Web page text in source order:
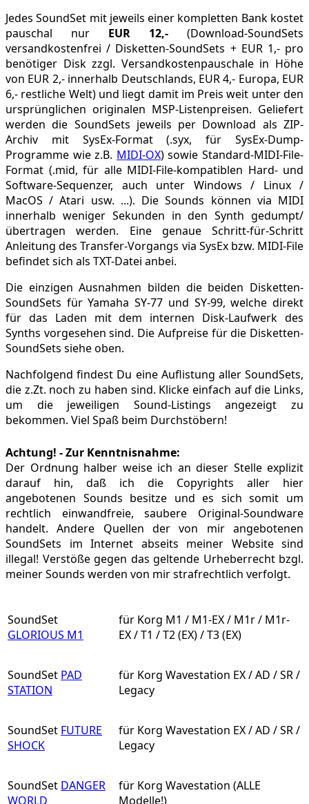
Jedes SoundSet mit jeweils einer kompletten Bank kostet
pauschal nur EUR 12,- (Download-SoundSets
versandkostenfrei / Disketten-SoundSets + EUR 1,- pro
benötiger Disk zzgl. Versandkostenpauschale in Höhe
von EUR 2,- innerhalb Deutschlands, EUR 4,- Europa, EUR
6,- restliche Welt) und liegt damit im Preis weit unter den
ursprünglichen originalen MSP-Listenpreisen. Geliefert
werden die SoundSets jeweils per Download als ZIP-
Archiv mit SysEx-Format (.syx, für SysEx-Dump-
Programme wie z.B. MIDI-OX) sowie Standard-MIDI-File-
Format (.mid, für alle MIDI-File-kompatiblen Hard- und
Software-Sequenzer, auch unter Windows / Linux /
MacOS / Atari usw. ...). Die Sounds können via MIDI
innerhalb weniger Sekunden in den Synth gedumpt/
übertragen werden. Eine genaue Schritt-für-Schritt
Anleitung des Transfer-Vorgangs via SysEx bzw. MIDI-File
befindet sich als TXT-Datei anbei.
Die einzigen Ausnahmen bilden die beiden Disketten-
SoundSets für Yamaha SY-77 und SY-99, welche direkt
für das Laden mit dem internen Disk-Laufwerk des
Synths vorgesehen sind. Die Aufpreise für die Disketten-
SoundSets siehe oben.
Nachfolgend findest Du eine Auflistung aller SoundSets,
die z.Zt. noch zu haben sind. Klicke einfach auf die Links,
um die jeweiligen Sound-Listings angezeigt zu
bekommen. Viel Spaß beim Durchstöbern!
Achtung! - Zur Kenntnisnahme:
Der Ordnung halber weise ich an dieser Stelle explizit
darauf hin, daß ich die Copyrights aller hier
angebotenen Sounds besitze und es sich somit um
rechtlich einwandfreie, saubere Original-Soundware
handelt. Andere Quellen der von mir angebotenen
SoundSets im Internet abseits meiner Website sind
illegal! Verstöße gegen das geltende Urheberrecht bzgl.
meiner Sounds werden von mir strafrechtlich verfolgt.
SoundSet
GLORIOUS M1
für Korg M1 / M1-EX / M1r / M1r-
EX / T1 / T2 (EX) / T3 (EX)
SoundSet PAD
STATION
für Korg Wavestation EX / AD / SR /
Legacy
SoundSet FUTURE
SHOCK
für Korg Wavestation EX / AD / SR /
Legacy
SoundSet DANGER
WORLD
für Korg Wavestation (ALLE
Modelle!)